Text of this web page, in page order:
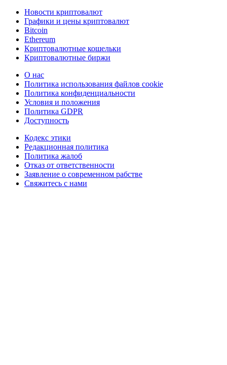
Новости криптовалют
Графики и цены криптовалют
Bitcoin
Ethereum
Криптовалютные кошельки
Криптовалютные биржи
О нас
Политика использования файлов cookie
Политика конфиденциальности
Условия и положения
Политика GDPR
Доступность
Кодекс этики
Редакционная политика
Политика жалоб
Отказ от ответственности
Заявление о современном рабстве
Свяжитесь с нами